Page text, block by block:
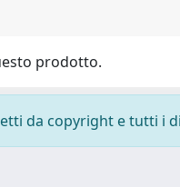
prodotto.
da copyright e tutti i